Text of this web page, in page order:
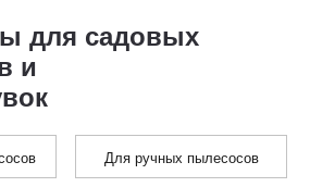
для садовых
и
Для ручных пылесосов